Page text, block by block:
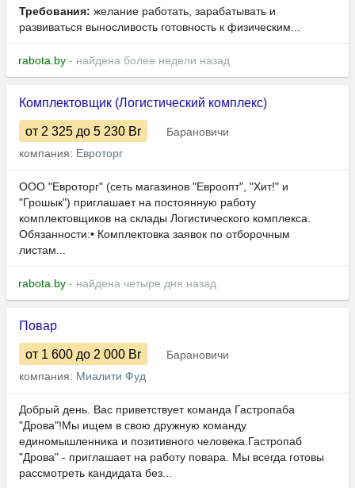
Требования: желание работать, зарабатывать и
развиваться выносливость готовность к физическим...
rabota.by - найдена более недели назад
Комплектовщик (Логистический комплекс)
от 2 325 до 5 230 Br
Барановичи
компания: Евроторг
ООО "Евроторг" (сеть магазинов "Евроопт", "Хит!" и
"Грошык") приглашает на постоянную работу
комплектовщиков на склады Логистического комплекса.
Обязанности:• Комплектовка заявок по отборочным
листам...
rabota.by - найдена четыре дня назад
Повар
от 1 600 до 2 000 Br
Барановичи
компания: Миалити Фуд
Добрый день. Вас приветствует команда Гастропаба
"Дрова"!Мы ищем в свою дружную команду
единомышленника и позитивного человека.Гастропаб
"Дрова" - приглашает на работу повара. Мы всегда готовы
рассмотреть кандидата без...